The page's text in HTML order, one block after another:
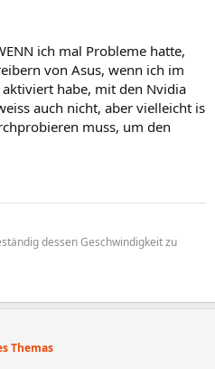
ich mal Probleme hatte,
von Asus, wenn ich im
habe, mit den Nvidia
auch nicht, aber vielleicht is
muss, um den
dessen Geschwindigkeit zu
Themas